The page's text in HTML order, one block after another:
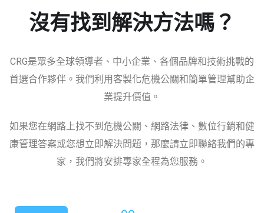
沒有找到解決方法嗎？
CRG是眾多全球領導者、中小企業、各個品牌和技術挑戰的
首選合作夥伴。我們利用客製化危機公關和簡單管理幫助企
業提升價值。
如果您在網路上找不到危機公關、網路法律、數位行銷和健
康管理答案或您想立即解決問題，那麼請立即聯絡我們的專
家，我們將安排專家全程為您服務。